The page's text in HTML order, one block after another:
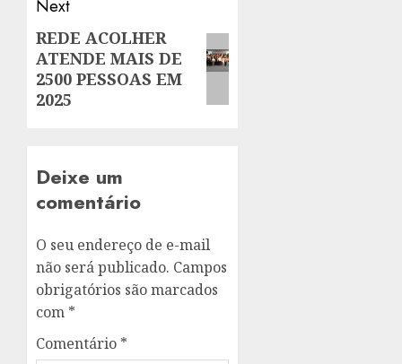
Next
Next
post:
REDE ACOLHER
ATENDE MAIS DE
2500 PESSOAS EM
2025
Deixe um
comentário
O seu endereço de e-mail
não será publicado. Campos
obrigatórios são marcados
com *
Comentário *